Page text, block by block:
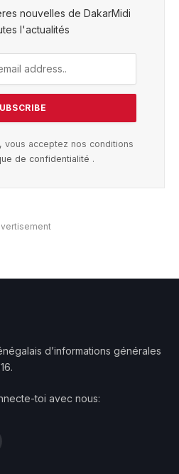
nouvelles de DakarMidi
l'actualités
vous acceptez nos conditions
de confidentialité .
d’informations générales
toi avec nous: